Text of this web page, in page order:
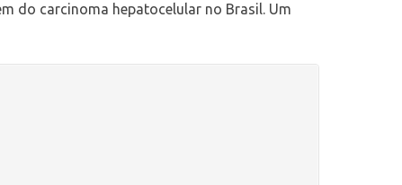
do carcinoma hepatocelular no Brasil. Um